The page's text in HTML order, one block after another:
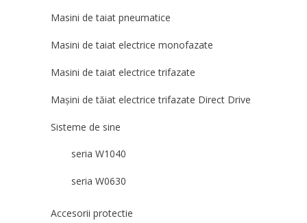
Masini de taiat pneumatice
Masini de taiat electrice monofazate
Masini de taiat electrice trifazate
Mașini de tăiat electrice trifazate Direct Drive
Sisteme de sine
seria W1040
seria W0630
Accesorii protectie